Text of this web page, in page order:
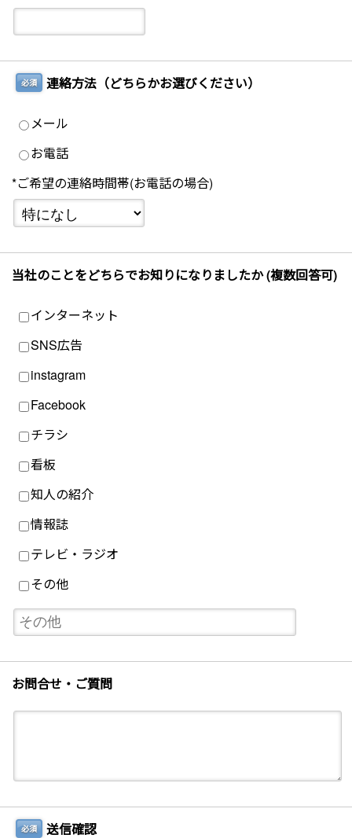
必須 連絡方法（どちらかお選びください）
メール
お電話
*ご希望の連絡時間帯(お電話の場合)
当社のことをどちらでお知りになりましたか (複数回答可)
インターネット
SNS広告
instagram
Facebook
チラシ
看板
知人の紹介
情報誌
テレビ・ラジオ
その他
お問合せ・ご質問
必須 送信確認